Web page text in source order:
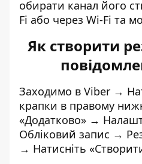
обирати канал його
Fi або через Wi-Fi та
Як створити
Заходимо в Viber →
крапки в правому
«Додатково» →
Обліковий запис →
→ Натисніть